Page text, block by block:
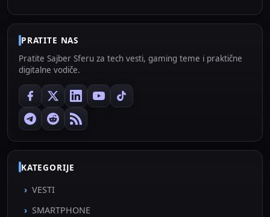
PRATITE NAS
Pratite Sajber Sferu za tech vesti, gaming teme i praktične
digitalne vodiče.
KATEGORIJE
VESTI
SMARTPHONE